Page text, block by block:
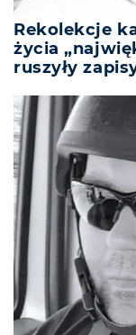
Rekolekcje
życia
ruszyły